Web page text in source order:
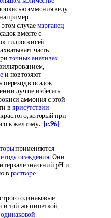
аммония ведут
этом случаемарганец
вместе с
гидроокисей
часть
точных анализах
и повторяют
в осадок
лучше избегать
аммония с этой
в присутствии
который при
к желтому.
[c.96]
применяются
осаждения. Они
значений pH и
в растворе
одинаковые
и той же пипеткой,
одинаковой